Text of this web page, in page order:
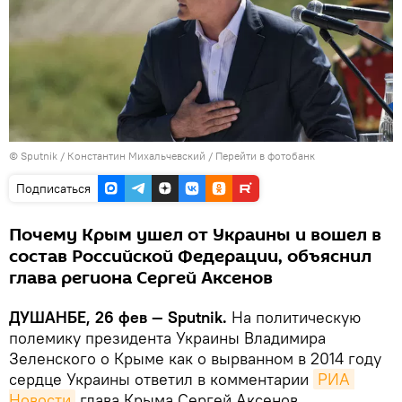
© Sputnik / Константин Михальчевский / Перейти в фотобанк
Подписаться
Почему Крым ушел от Украины и вошел в
состав Российской Федерации, объяснил
глава региона Сергей Аксенов
ДУШАНБЕ, 26 фев — Sputnik. На политическую
полемику президента Украины Владимира
Зеленского о Крыме как о вырванном в 2014 году
сердце Украины ответил в комментарии РИА